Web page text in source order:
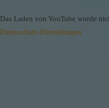
Das Laden von YouTube wurde
Datenschutz-Einstellungen